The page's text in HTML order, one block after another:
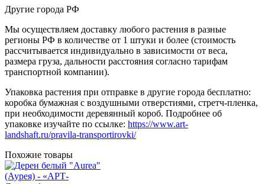
Другие города РФ
Мы осуществляем доставку любого растения в разные
регионы РФ в количестве от 1 штуки и более (стоимость
рассчитывается индивидуально в зависимости от веса,
размера груза, дальности расстояния согласно тарифам
транспортной компании).
Упаковка растения при отправке в другие города бесплатно:
коробка бумажная с воздушными отверстиями, стретч-пленка,
при необходимости деревянный короб. Подробнее об
упаковке изучайте по ссылке: https://www.art-
landshaft.ru/pravila-transportirovki/
Похожие товары